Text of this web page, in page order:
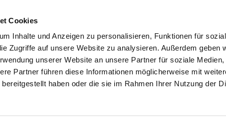
Cookies
Inhalte und Anzeigen zu personalisieren, Funktionen für
Zugriffe auf unsere Website zu analysieren. Außerdem geben
unserer Website an unsere Partner für soziale Medien,
Partner führen diese Informationen möglicherweise mit
haben oder die sie im Rahmen Ihrer Nutzung der
NEWS